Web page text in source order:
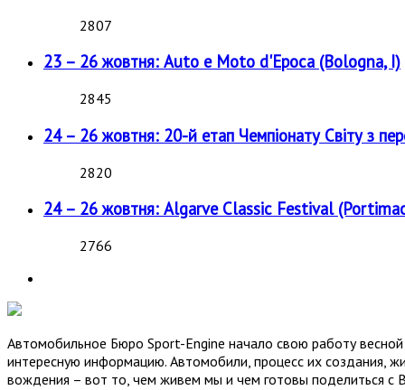
2807
23 – 26 жовтня: Auto e Moto d'Epoca (Bologna, I)
2845
24 – 26 жовтня: 20-й етап Чемпіонату Світу з
2820
24 – 26 жовтня: Algarve Classic Festival
2766
Автомобильное Бюро Sport-Engine начало свою работу
интересную информацию. Автомобили, процесс их создания,
вождения – вот то, чем живем мы и чем готовы поделиться с